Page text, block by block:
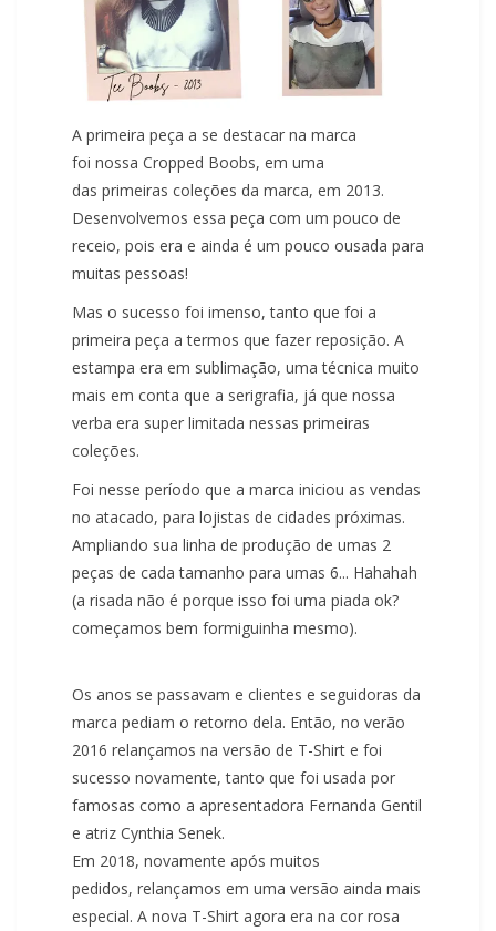
A primeira peça a se destacar na marca
foi nossa Cropped Boobs, em uma
das primeiras coleções da marca, em 2013.
Desenvolvemos essa peça com um pouco de
receio, pois era e ainda é um pouco ousada para
muitas pessoas!
Mas o sucesso foi imenso, tanto que foi a
primeira peça a termos que fazer reposição. A
estampa era em sublimação, uma técnica muito
mais em conta que a serigrafia, já que nossa
verba era super limitada nessas primeiras
coleções.
Foi nesse período que a marca iniciou as vendas
no atacado, para lojistas de cidades próximas.
Ampliando sua linha de produção de umas 2
peças de cada tamanho para umas 6... Hahahah
(a risada não é porque isso foi uma piada ok?
começamos bem formiguinha mesmo).
Os anos se passavam e clientes e seguidoras da
marca pediam o retorno dela. Então, no verão
2016 relançamos na versão de T-Shirt e foi
sucesso novamente, tanto que foi usada por
famosas como a apresentadora Fernanda Gentil
e atriz Cynthia Senek.
Em 2018, novamente após muitos
pedidos, relançamos em uma versão ainda mais
especial. A nova T-Shirt agora era na cor rosa